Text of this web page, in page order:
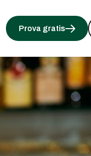
Prova gratis